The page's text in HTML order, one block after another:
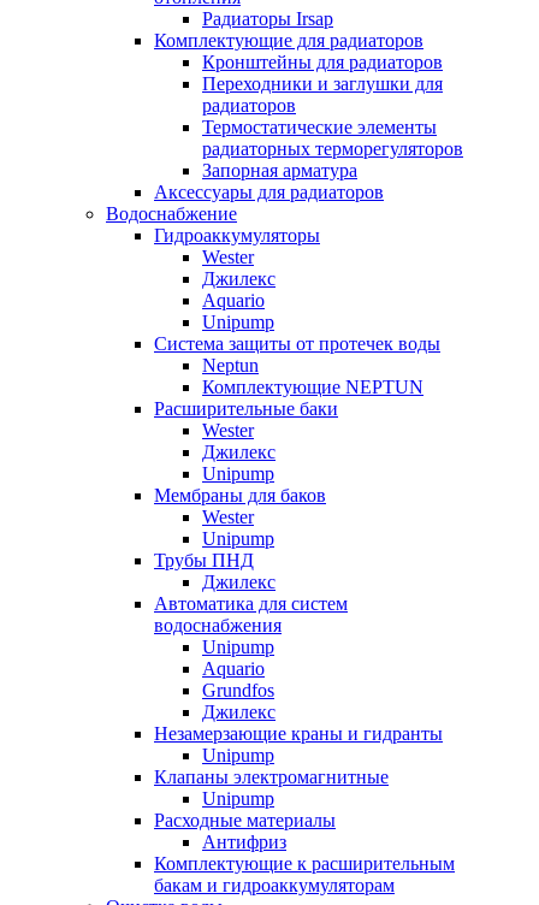
Радиаторы Irsap
Комплектующие для радиаторов
Кронштейны для радиаторов
Переходники и заглушки для
радиаторов
Термостатические элементы
радиаторных терморегуляторов
Запорная арматура
Аксессуары для радиаторов
Водоснабжение
Гидроаккумуляторы
Wester
Джилекс
Aquario
Unipump
Система защиты от протечек воды
Neptun
Комплектующие NEPTUN
Расширительные баки
Wester
Джилекс
Unipump
Мембраны для баков
Wester
Unipump
Трубы ПНД
Джилекс
Автоматика для систем
водоснабжения
Unipump
Aquario
Grundfos
Джилекс
Незамерзающие краны и гидранты
Unipump
Клапаны электромагнитные
Unipump
Расходные материалы
Антифриз
Комплектующие к расширительным
бакам и гидроаккумуляторам